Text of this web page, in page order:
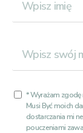
* Wyrażam zgodę
Musi Być moich
dostarczania mi
pouczeniami